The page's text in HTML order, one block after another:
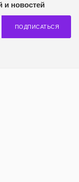
и новостей
ПОДПИСАТЬСЯ